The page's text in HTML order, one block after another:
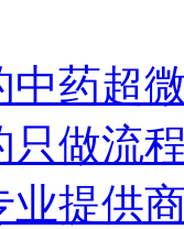
中药超
只做流
业提供